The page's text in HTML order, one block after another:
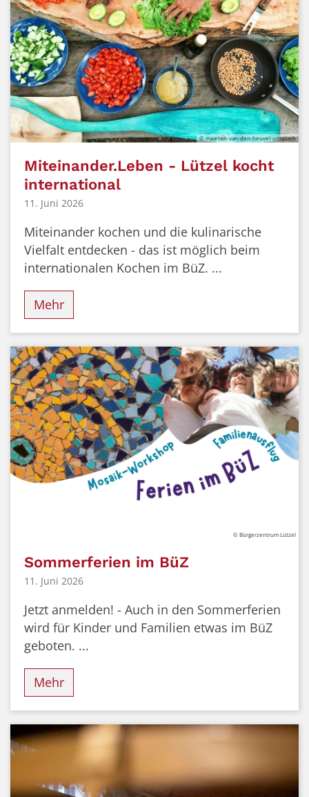
© maarten-van-den-heuvel-unsplash
Miteinander.Leben - Lützel kocht
international
11. Juni 2026
Miteinander kochen und die kulinarische
Vielfalt entdecken - das ist möglich beim
internationalen Kochen im BüZ. ...
Mehr
© Bürgerzentrum Lützel
Sommerferien im BüZ
11. Juni 2026
Jetzt anmelden! - Auch in den Sommerferien
wird für Kinder und Familien etwas im BüZ
geboten. ...
Mehr